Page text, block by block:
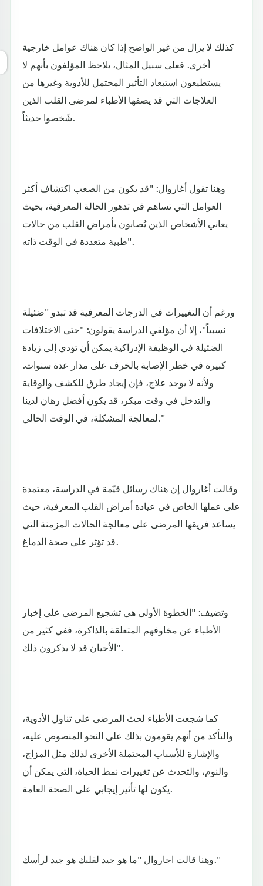
كذلك لا يزال من غير الواضح إذا كان هناك عوامل خارجية
أخرى. فعلى سبيل المثال، يلاحظ المؤلفون بأنهم لا
يستطيعون استبعاد التأثير المحتمل للأدوية وغيرها من
العلاجات التي قد يصفها الأطباء لمرضى القلب الذين
شًخصوا حديثاً.
وهنا تقول أغاروال: "قد يكون من الصعب اكتشاف أكثر
العوامل التي تساهم في تدهور الحالة المعرفية، بحيث
يعاني الأشخاص الذين يُصابون بأمراض القلب من حالات
طبية متعددة في الوقت ذاته".
ورغم أن التغييرات في الدرجات المعرفية قد تبدو "ضئيلة
نسبياً"، إلا أن مؤلفي الدراسة يقولون: "حتى الاختلافات
الضئيلة في الوظيفة الإدراكية يمكن أن تؤدي إلى زيادة
كبيرة في خطر الإصابة بالخرف على مدار عدة سنوات.
ولأنه لا يوجد علاج، فإن إيجاد طرق للكشف والوقاية
والتدخل في وقت مبكر، قد يكون أفضل رهان لدينا
لمعالجة المشكلة، في الوقت الحالي."
وقالت أغاروال إن هناك رسائل قيّمة في الدراسة، معتمدة
على عملها الخاص في عيادة أمراض القلب المعرفية، حيث
يساعد فريقها المرضى على معالجة الحالات المزمنة التي
قد تؤثر على صحة الدماغ.
وتضيف: "الخطوة الأولى هي تشجيع المرضى على إخبار
الأطباء عن مخاوفهم المتعلقة بالذاكرة، ففي كثير من
الأحيان قد لا يذكرون ذلك".
كما شجعت الأطباء لحث المرضى على تناول الأدوية،
والتأكد من أنهم يقومون بذلك على النحو المنصوص عليه،
والإشارة للأسباب المحتملة الأخرى لذلك مثل المزاج،
والنوم، والتحدث عن تغييرات نمط الحياة، التي يمكن أن
يكون لها تأثير إيجابي على الصحة العامة.
وهنا قالت اجاروال "ما هو جيد لقلبك هو جيد لرأسك."